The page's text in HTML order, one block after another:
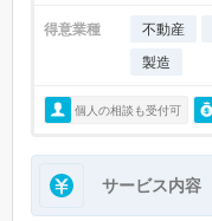
得意業種 不動産
製造
個人の相談も受付可
サービス内容